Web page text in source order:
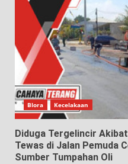
Blora Kecelakaan
Diduga Tergelincir
Tewas di Jalan Pemuda
Sumber Tumpahan Oli